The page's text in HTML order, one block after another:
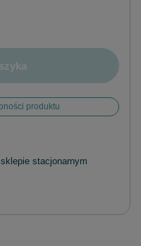
produktu
stacjonarnym